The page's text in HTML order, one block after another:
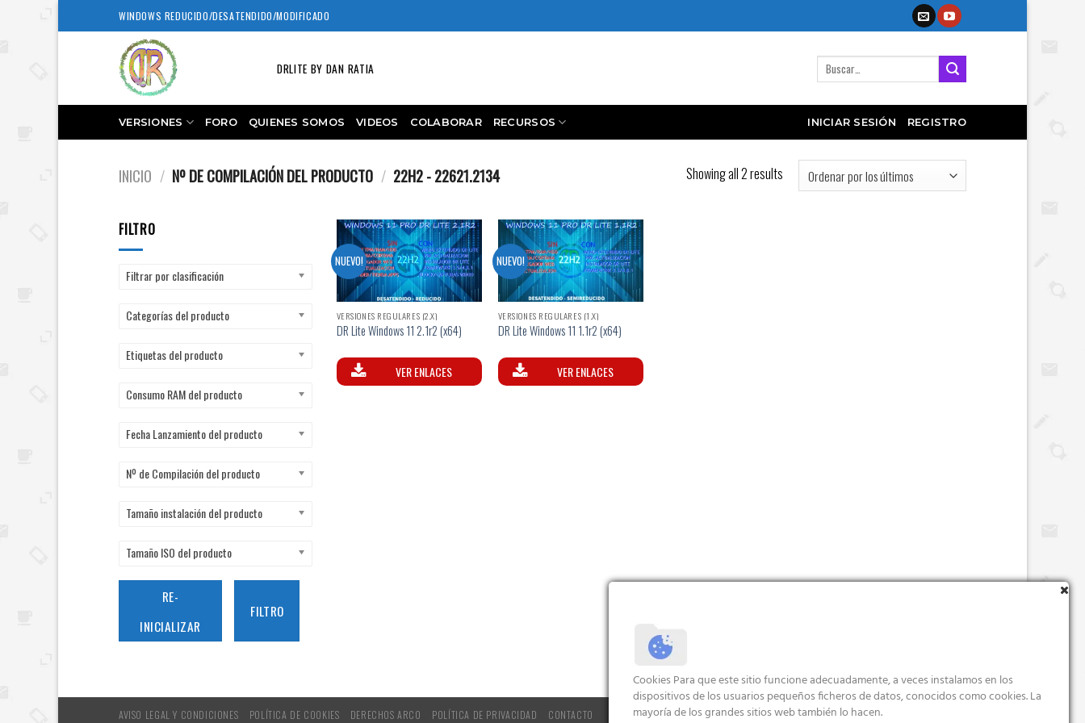
to
WINDOWS REDUCIDO/DESATENDIDO/MODIFICADO
DRLITE BY DAN RATIA
Buscar
por:
VERSIONES FORO QUIENES SOMOS VIDEOS COLABORAR RECURSOS INICIAR SESIÓN REGISTRO
INICIO / Nº DE COMPILACIÓN DEL PRODUCTO / 22H2 - 22621.2134 Showing all 2 results
FILTRO
Filtrar por clasificación
Categorías del producto
Etiquetas del producto
Consumo RAM del producto
Fecha Lanzamiento del producto
Nº de Compilación del producto
Tamaño instalación del producto
Tamaño ISO del producto
RE-
INICIALIZAR
FILTRO
NUEVO!
VERSIONES REGULARES (2.X)
DR Lite Windows 11 2.1r2 (x64)
VER ENLACES
NUEVO!
VERSIONES REGULARES (1.X)
DR Lite Windows 11 1.1r2 (x64)
VER ENLACES
AVISO LEGAL Y CONDICIONES POLÍTICA DE COOKIES DERECHOS ARCO POLÍTICA DE PRIVACIDAD CONTACTO
Cookies Para que este sitio funcione adecuadamente, a veces instalamos en los
dispositivos de los usuarios pequeños ficheros de datos, conocidos como cookies. La
mayoría de los grandes sitios web también lo hacen.